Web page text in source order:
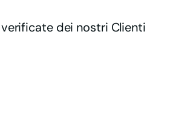
verificate dei nostri Clienti